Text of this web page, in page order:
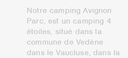
Notre camping Avignon
Parc, est un camping 4
étoiles, situé dans la
commune de Vedène
dans le Vaucluse, dans la